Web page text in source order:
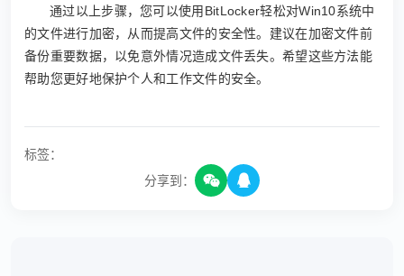
通过以上步骤，您可以使用BitLocker轻松对Win10系统中
的文件进行加密，从而提高文件的安全性。建议在加密文件前
备份重要数据，以免意外情况造成文件丢失。希望这些方法能
帮助您更好地保护个人和工作文件的安全。
标签：
分享到：